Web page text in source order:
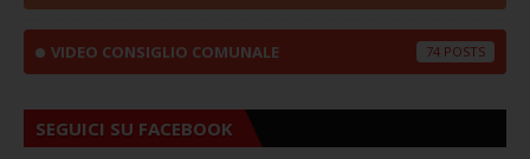
VIDEO CONSIGLIO COMUNALE 74
SEGUICI SU FACEBOOK